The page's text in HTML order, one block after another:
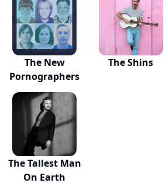
The New
Pornographers
The Shins
The Tallest Man
On Earth